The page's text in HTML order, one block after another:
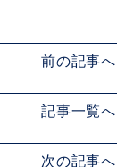
前の記事へ
記事一覧へ
次の記事へ